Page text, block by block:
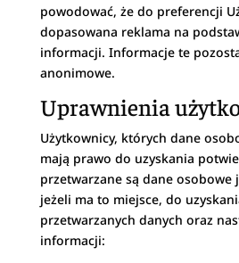
powodować, że do preferencji
dopasowana reklama na
informacji. Informacje te
anonimowe.
Uprawnienia
Użytkownicy, których dane
mają prawo do uzyskania
przetwarzane są dane osobowe
jeżeli ma to miejsce, do
przetwarzanych danych oraz
informacji: